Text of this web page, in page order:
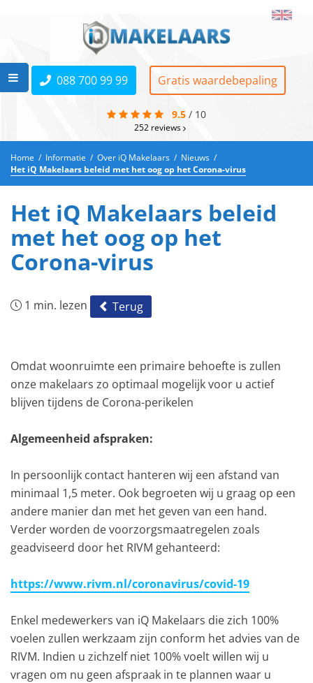
088 700 99 99 Gratis waardebepaling
9.5 / 10
252 reviews
Home / Informatie / Over iQ Makelaars / Nieuws /
Het iQ Makelaars beleid met het oog op het Corona-virus
Het iQ Makelaars beleid
met het oog op het
Corona-virus
1 min. lezen Terug
Omdat woonruimte een primaire behoefte is zullen
onze makelaars zo optimaal mogelijk voor u actief
blijven tijdens de Corona-perikelen
Algemeenheid afspraken:
In persoonlijk contact hanteren wij een afstand van
minimaal 1,5 meter. Ook begroeten wij u graag op een
andere manier dan met het geven van een hand.
Verder worden de voorzorgsmaatregelen zoals
geadviseerd door het RIVM gehanteerd:
https://www.rivm.nl/coronavirus/covid-19
Enkel medewerkers van iQ Makelaars die zich 100%
voelen zullen werkzaam zijn conform het advies van de
RIVM. Indien u zichzelf niet 100% voelt willen wij u
vragen om nu geen afspraak in te plannen waar u